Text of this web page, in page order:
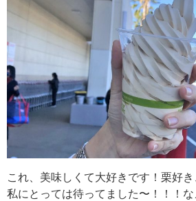
これ、美味しくて大好きです！栗好
私にとっては待ってました〜！！！な